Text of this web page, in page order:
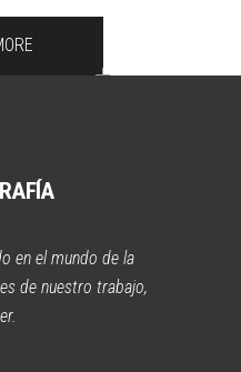
en el mundo de la
de nuestro trabajo,